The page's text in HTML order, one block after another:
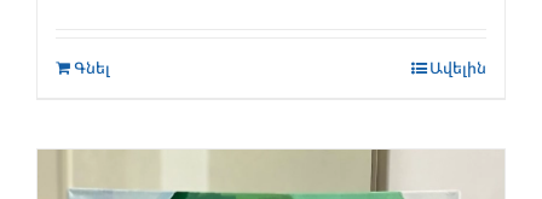
Գնել Ավելին